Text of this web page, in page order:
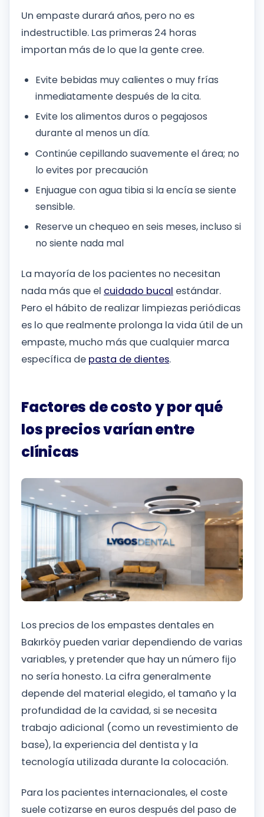
Un empaste durará años, pero no es
indestructible. Las primeras 24 horas
importan más de lo que la gente cree.
Evite bebidas muy calientes o muy frías
inmediatamente después de la cita.
Evite los alimentos duros o pegajosos
durante al menos un día.
Continúe cepillando suavemente el área; no
lo evites por precaución
Enjuague con agua tibia si la encía se siente
sensible.
Reserve un chequeo en seis meses, incluso si
no siente nada mal
La mayoría de los pacientes no necesitan
nada más que el cuidado bucal estándar.
Pero el hábito de realizar limpiezas periódicas
es lo que realmente prolonga la vida útil de un
empaste, mucho más que cualquier marca
específica de pasta de dientes.
Factores de costo y por qué
los precios varían entre
clínicas
Los precios de los empastes dentales en
Bakırköy pueden variar dependiendo de varias
variables, y pretender que hay un número fijo
no sería honesto. La cifra generalmente
depende del material elegido, el tamaño y la
profundidad de la cavidad, si se necesita
trabajo adicional (como un revestimiento de
base), la experiencia del dentista y la
tecnología utilizada durante la colocación.
Para los pacientes internacionales, el coste
suele cotizarse en euros después del paso de